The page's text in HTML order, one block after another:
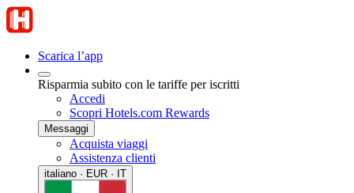
Scarica l’app
Risparmia subito con le tariffe per iscritti
Accedi
Scopri Hotels.com Rewards
Messaggi
Acquista viaggi
Assistenza clienti
italiano · EUR · IT